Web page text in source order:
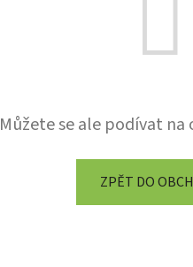
Můžete se ale podívat
ZPĚT DO